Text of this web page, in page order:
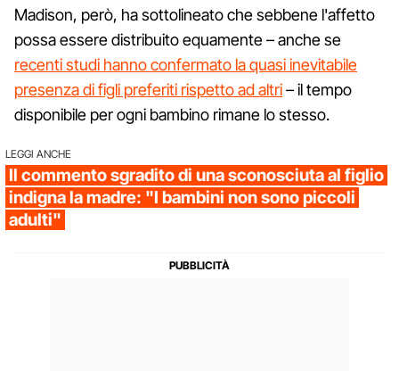
Madison, però, ha sottolineato che sebbene l'affetto
possa essere distribuito equamente – anche se
recenti studi hanno confermato la quasi inevitabile
presenza di figli preferiti rispetto ad altri– il tempo
disponibile per ogni bambino rimane lo stesso.
LEGGI ANCHE
Il commento sgradito di una sconosciuta al figlio
indigna la madre: "I bambini non sono piccoli
adulti"